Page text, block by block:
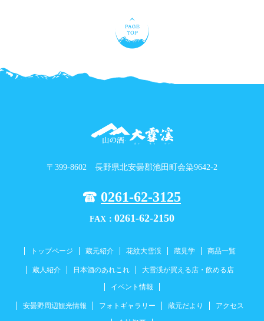
〒399-8602 長野県北安曇郡池田町会染9642-2
0261-62-3125
FAX： 0261-62-2150
トップページ 蔵元紹介 花紋大雪渓 蔵見学 商品一覧
蔵人紹介 日本酒のあれこれ 大雪渓が買える店・飲める店
イベント情報
安曇野周辺観光情報 フォトギャラリー 蔵元だより アクセス